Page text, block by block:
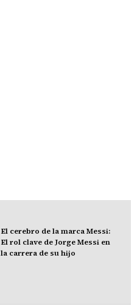
El cerebro de la marca Messi:
El rol clave de Jorge Messi en
la carrera de su hijo